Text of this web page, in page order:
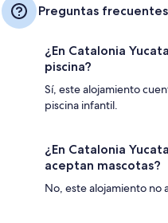
Preguntas frecuentes
¿En Catalonia
piscina?
Sí, este alojamiento
piscina infantil.
¿En Catalonia
aceptan mascotas?
No, este alojamiento no